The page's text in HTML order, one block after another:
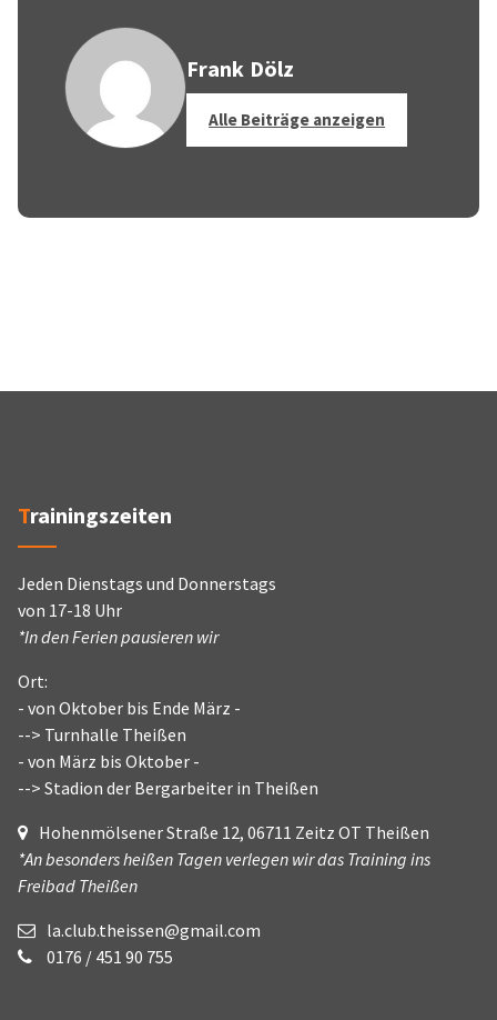
Frank Dölz
Alle Beiträge anzeigen
Trainingszeiten
Jeden Dienstags und Donnerstags
von 17-18 Uhr
*In den Ferien pausieren wir
Ort:
- von Oktober bis Ende März -
--> Turnhalle Theißen
- von März bis Oktober -
--> Stadion der Bergarbeiter in Theißen
Hohenmölsener Straße 12, 06711 Zeitz OT Theißen
*An besonders heißen Tagen verlegen wir das Training ins
Freibad Theißen
la.club.theissen@gmail.com
0176 / 451 90 755